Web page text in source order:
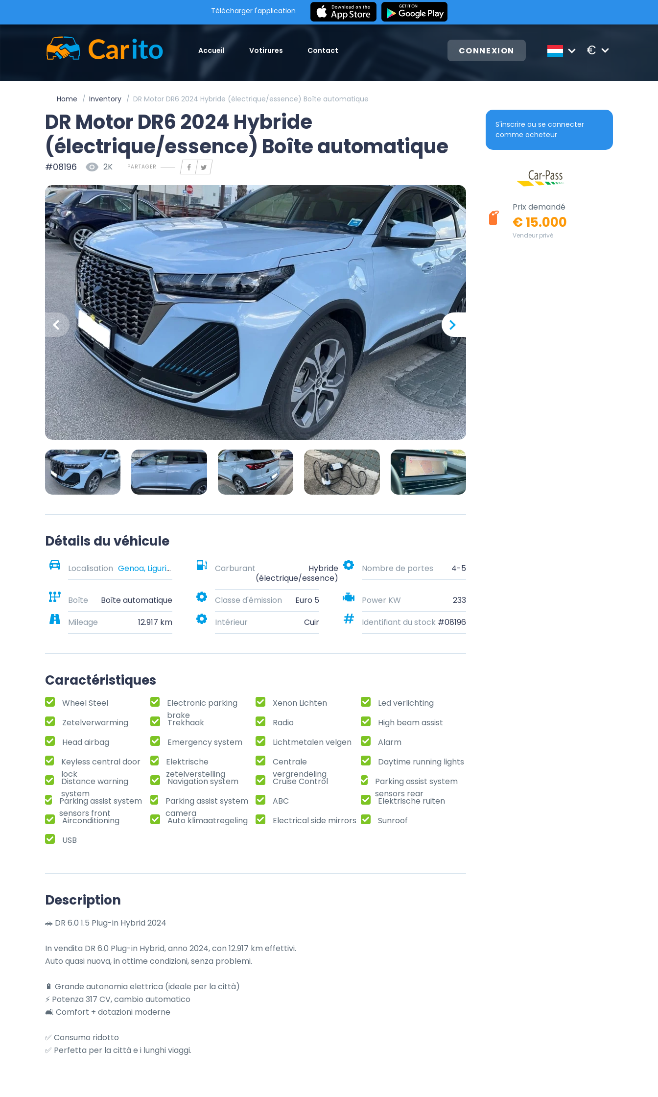
Télécharger l'application
Accueil Votirures Contact CONNEXION €
Home Inventory DR Motor DR6 2024 Hybride (électrique/essence) Boîte automatique
DR Motor DR6 2024 Hybride
(électrique/essence) Boîte automatique
#08196 2K PARTAGER
Détails du véhicule
Localisation Genoa, Liguria, Italy Carburant
Hybride
(électrique/essence)
Nombre de portes 4-5
Boîte Boîte automatique Classe d'émission Euro 5 Power KW
233
Mileage
12.917 km Intérieur Cuir Identifiant du stock #08196
Caractéristiques
Wheel Steel
Electronic parking
brake
Xenon Lichten
Led verlichting
Zetelverwarming
Trekhaak Radio
High beam assist
Head airbag
Emergency system Lichtmetalen velgen
Alarm
Keyless central door
lock
Elektrische
zetelverstelling
Centrale
vergrendeling
Daytime running lights
Distance warning
system
Navigation system Cruise Control
Parking assist system
sensors rear
Parking assist system
sensors front
Parking assist system
camera
ABC
Elektrische ruiten
Airconditioning
Auto klimaatregeling Electrical side mirrors
Sunroof
USB
Description
🚗 DR 6.0 1.5 Plug-in Hybrid 2024
In vendita DR 6.0 Plug-in Hybrid, anno 2024, con 12.917 km effettivi.
Auto quasi nuova, in ottime condizioni, senza problemi.
🔋 Grande autonomia elettrica (ideale per la città)
⚡ Potenza 317 CV, cambio automatico
🛋️ Comfort + dotazioni moderne
✅ Consumo ridotto
✅ Perfetta per la città e i lunghi viaggi.
S'inscrire ou se connecter
comme acheteur
Prix demandé
€ 15.000
Vendeur privé